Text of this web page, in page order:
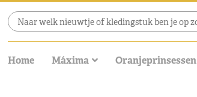
Home Máxima Oranjeprinsessen